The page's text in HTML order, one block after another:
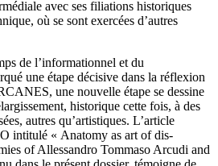
avec ses filiations historiques
où se sont exercées d’autres
de l’informationnel et du
une étape décisive dans la réflexion
une nouvelle étape se dessine
historique cette fois, à des
autres qu’artistiques. L’article
intitulé « Anatomy as art of dis-
of Allessandro Tommaso Arcudi and